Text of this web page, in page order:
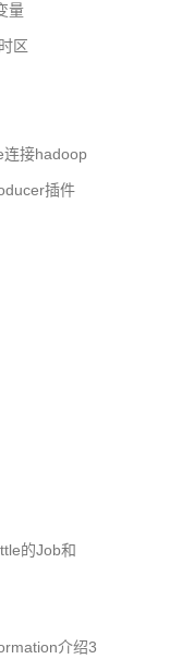
量
区
连接hadoop
插件
的Job和
介绍3